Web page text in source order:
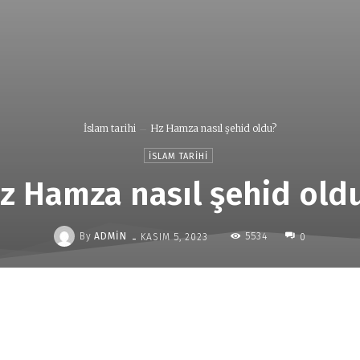
İslam tarihi Hz Hamza nasıl şehid oldu?
İSLAM TARIHI
Hamza nasıl şehid
By ADMIN - KASIM 5, 2023 5534 0